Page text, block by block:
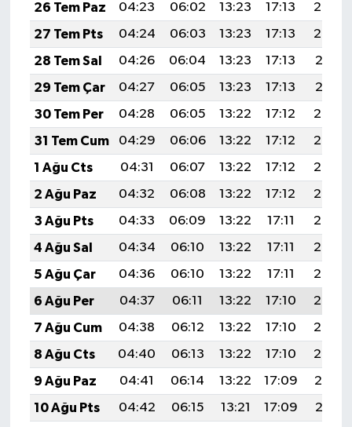
26 Tem Paz
04:23 06:02 13:23 17:13
20:33
27 Tem Pts
04:24 06:03 13:23 17:13
20:32
28 Tem Sal
04:26 06:04 13:23 17:13
20:31
29 Tem Çar
04:27 06:05 13:23 17:13
20:31
30 Tem Per
04:28 06:05 13:22 17:12
20:30
31 Tem Cum
04:29 06:06 13:22 17:12
20:29
1 Ağu Cts
04:31 06:07 13:22 17:12
20:28
2 Ağu Paz
04:32 06:08 13:22 17:12
20:27
3 Ağu Pts
04:33 06:09 13:22 17:11
20:26
4 Ağu Sal
04:34 06:10 13:22 17:11
20:25
5 Ağu Çar
04:36 06:10 13:22 17:11
20:24
6 Ağu Per
04:37 06:11 13:22 17:10
20:23
7 Ağu Cum
04:38 06:12 13:22 17:10
20:22
8 Ağu Cts
04:40 06:13 13:22 17:10
20:20
9 Ağu Paz
04:41 06:14 13:22 17:09
20:19
10 Ağu Pts
04:42 06:15 13:21 17:09
20:18